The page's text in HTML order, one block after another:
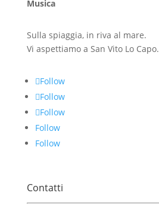
Musica
Sulla spiaggia, in riva al mare.
Vi aspettiamo a San Vito Lo Capo.
Follow
Follow
Follow
Follow
Follow
Contatti